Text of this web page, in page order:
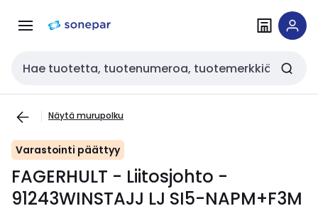
navigointiinsisältöön
Haku
Näytä murupolku
Varastointi päättyy
FAGERHULT - Liitosjohto -
91243WINSTAJJ LJ SI5-NAPM+F3M